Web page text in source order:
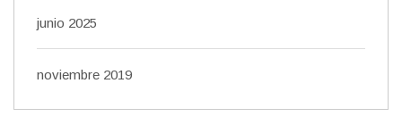
junio 2025
noviembre 2019